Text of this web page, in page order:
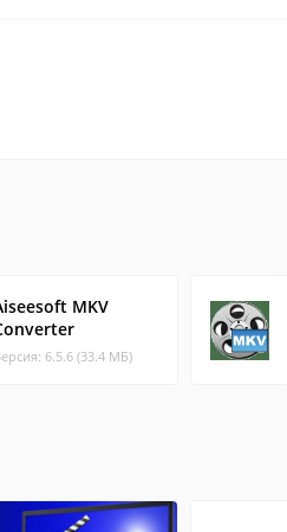
MKV
6.5.6 (33.4 МБ)